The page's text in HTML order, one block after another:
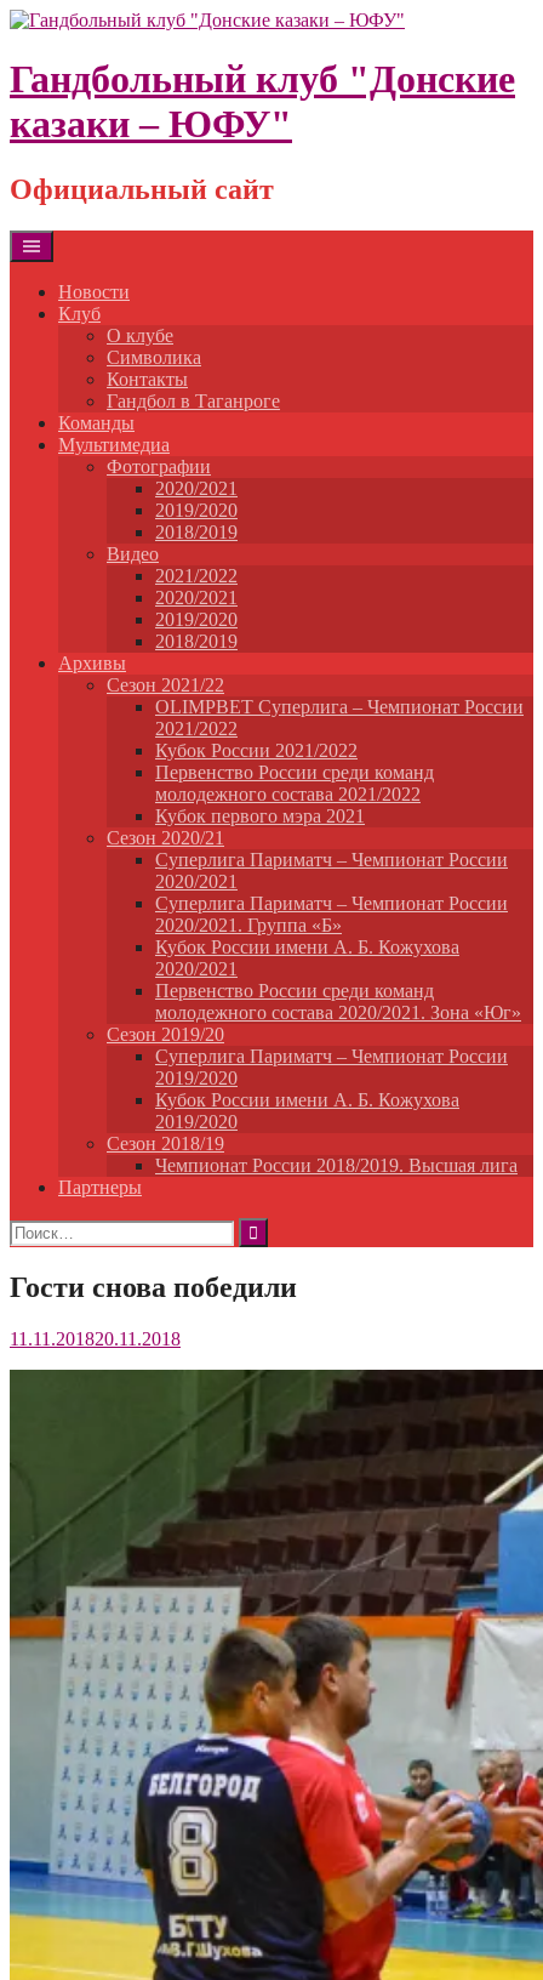
Skip
content
Гандбольный клуб "Донские
казаки – ЮФУ"
Официальный сайт
Новости
Клуб
О клубе
Символика
Контакты
Гандбол в Таганроге
Команды
Мультимедиа
Фотографии
2020/2021
2019/2020
2018/2019
Видео
2021/2022
2020/2021
2019/2020
2018/2019
Архивы
Сезон 2021/22
OLIMPBET Суперлига – Чемпионат России
2021/2022
Кубок России 2021/2022
Первенство России среди команд
молодежного состава 2021/2022
Кубок первого мэра 2021
Сезон 2020/21
Суперлига Париматч – Чемпионат России
2020/2021
Суперлига Париматч – Чемпионат России
2020/2021. Группа «Б»
Кубок России имени А. Б. Кожухова
2020/2021
Первенство России среди команд
молодежного состава 2020/2021. Зона «Юг»
Сезон 2019/20
Суперлига Париматч – Чемпионат России
2019/2020
Кубок России имени А. Б. Кожухова
2019/2020
Сезон 2018/19
Чемпионат России 2018/2019. Высшая лига
Партнеры
Найти:
Гости снова победили
11.11.201820.11.2018